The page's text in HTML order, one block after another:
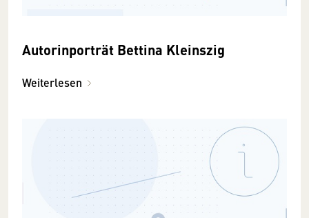
Autorinporträt Bettina Kleinszig
Weiterlesen